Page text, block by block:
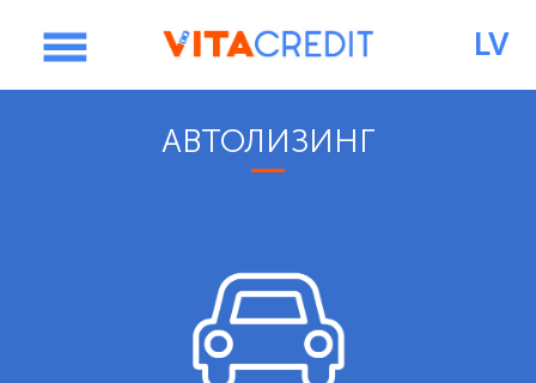
LV
PIETEIKUMS
НЕДВИЖИМОЕ ИМУЩЕСТВО
АВТОЛИЗИНГ